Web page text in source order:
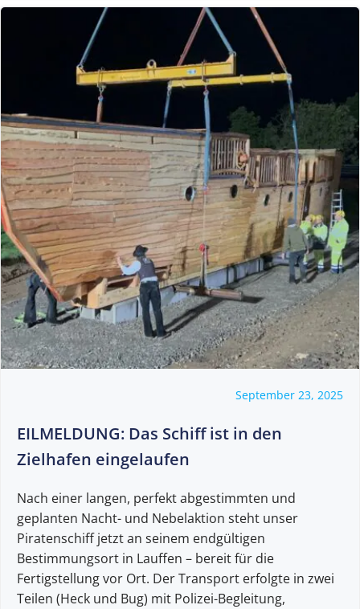
September 23, 2025
EILMELDUNG: Das Schiff ist in den
Zielhafen eingelaufen
Nach einer langen, perfekt abgestimmten und
geplanten Nacht- und Nebelaktion steht unser
Piratenschiff jetzt an seinem endgültigen
Bestimmungsort in Lauffen – bereit für die
Fertigstellung vor Ort. Der Transport erfolgte in zwei
Teilen (Heck und Bug) mit Polizei-Begleitung,